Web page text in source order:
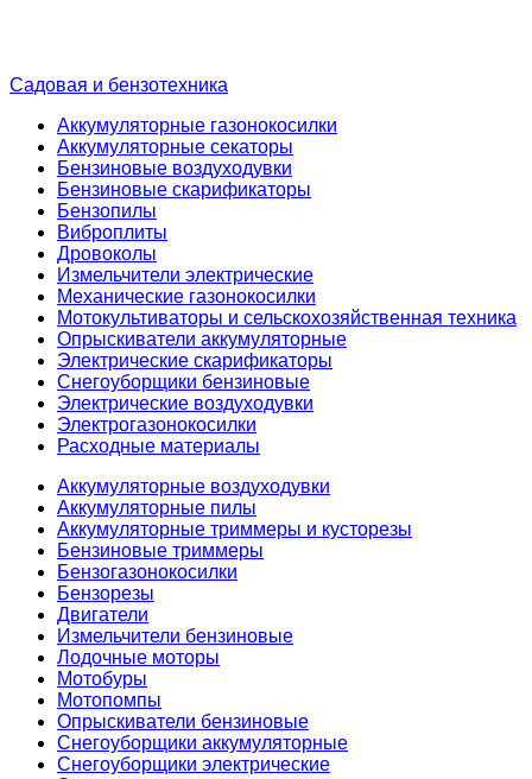
Садовая и бензотехника
Аккумуляторные газонокосилки
Аккумуляторные секаторы
Бензиновые воздуходувки
Бензиновые скарификаторы
Бензопилы
Виброплиты
Дровоколы
Измельчители электрические
Механические газонокосилки
Мотокультиваторы и сельскохозяйственная техника
Опрыскиватели аккумуляторные
Электрические скарификаторы
Снегоуборщики бензиновые
Электрические воздуходувки
Электрогазонокосилки
Расходные материалы
Аккумуляторные воздуходувки
Аккумуляторные пилы
Аккумуляторные триммеры и кусторезы
Бензиновые триммеры
Бензогазонокосилки
Бензорезы
Двигатели
Измельчители бензиновые
Лодочные моторы
Мотобуры
Мотопомпы
Опрыскиватели бензиновые
Снегоуборщики аккумуляторные
Снегоуборщики электрические